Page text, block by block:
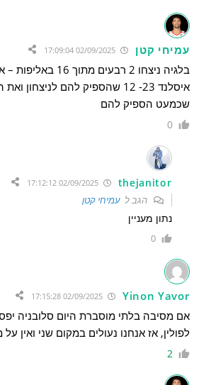
עמיחי קטן
בלגיה ניצחו 2 רבעים
שכמעט הספיק להם
0
thejanitor
02/09/2025 17:12:12
הגב לעמיחי קטן
נתון מעניין
0
Yinon Yavor
02/09/2025 17:15:28
אם מסיבה בלתי מוסברת היום סלובניה
לפולין, אז אנחנו נעולים במקום שני ואין
2